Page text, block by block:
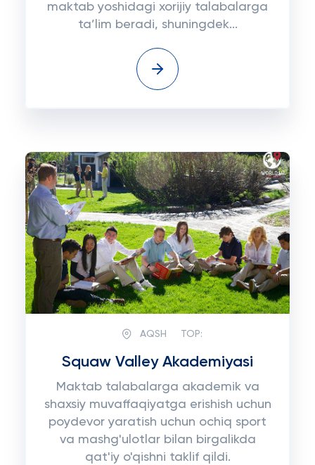
maktab yoshidagi xorijiy talabalarga
ta’lim beradi, shuningdek...
AQSH TOP:
Squaw Valley Akademiyasi
Maktab talabalarga akademik va
shaxsiy muvaffaqiyatga erishish uchun
poydevor yaratish uchun ochiq sport
va mashg'ulotlar bilan birgalikda
qat'iy o'qishni taklif qildi.